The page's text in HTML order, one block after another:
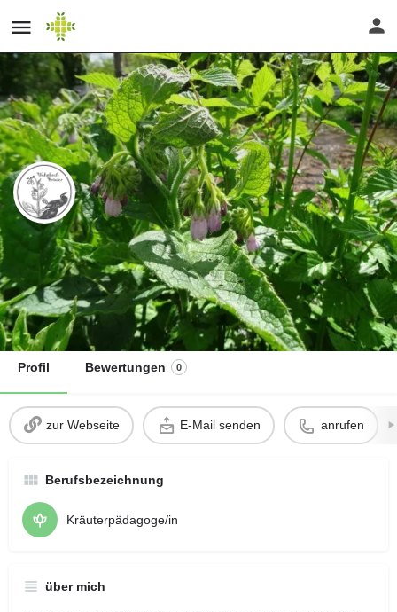
Kräuterberatung und Kräuterevents
Nina Brücker
Website
Profil Bewertungen 0
zur Webseite E-Mail senden anrufen
Berufsbezeichnung
Kräuterpädagoge/in
über mich